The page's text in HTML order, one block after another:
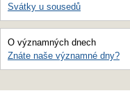
Svátky u sousedů
O významných dnech
Znáte naše významné dny?